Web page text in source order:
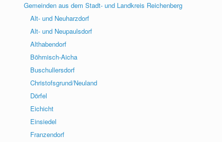
Gemeinden aus dem Stadt- und Landkreis Reichenberg
Alt- und Neuharzdorf
Alt- und Neupaulsdorf
Althabendorf
Böhmisch-Aicha
Buschullersdorf
Christofsgrund/Neuland
Dörfel
Eichicht
Einsiedel
Franzendorf